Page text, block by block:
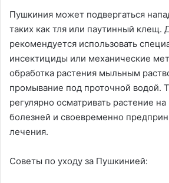
Пушкиния может подвергаться
таких как тля или паутинный клещ.
рекомендуется использовать
инсектициды или механические
обработка растения мыльным
промывание под проточной водой.
регулярно осматривать растение
болезней и своевременно
лечения.
Советы по уходу за Пушкинией: